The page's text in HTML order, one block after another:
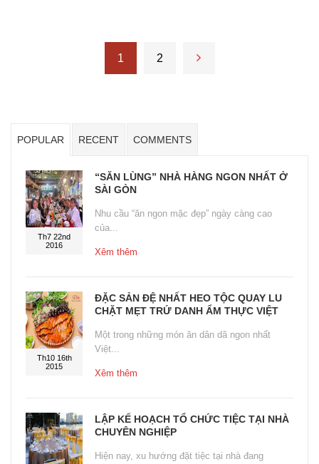
1 2
POPULAR RECENT COMMENTS
Th7 22nd
2016
“SĂN LÙNG” NHÀ HÀNG NGON NHẤT Ở
SÀI GÒN
Nhu cầu “ăn ngon mặc đẹp” ngày càng cao
của...
Xêm thêm
Th10 16th
2015
ĐẶC SẢN ĐỆ NHẤT HEO TỘC QUAY LU
CHẶT MẸT TRỨ DANH ẨM THỰC VIỆT
Một trong những món ăn dân dã ngon nhất
Việt...
Xêm thêm
LẬP KẾ HOẠCH TỔ CHỨC TIỆC TẠI NHÀ
CHUYÊN NGHIỆP
Hiện nay, xu hướng đặt tiệc tại nhà đang